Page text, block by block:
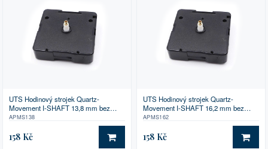
UTS Hodinový strojek Quartz-
Movement I-SHAFT 13,8 mm bez
příslušenství
APMS138
158 Kč DO KOŠÍKU
UTS Hodinový strojek Quartz-
Movement I-SHAFT 16,2 mm bez
příslušenství
APMS162
158 Kč DO